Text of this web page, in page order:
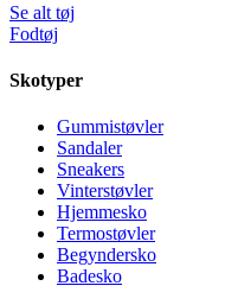
Se alt tøj
Fodtøj
Skotyper
Gummistøvler
Sandaler
Sneakers
Vinterstøvler
Hjemmesko
Termostøvler
Begyndersko
Badesko